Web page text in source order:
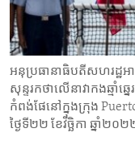
ENVIRONMENT
IDEALS AND
អនុប្រធានាធិបតី​សហរដ្ឋ​អ
សុន្ទរកថា​លើ​នាវា​​​​​​កង​ឆ្មាំ​​
កំពង់ផែនៅក្នុង​​ក្រុង
ថ្ងៃទី២២ ខែវិច្ឆិកា ឆ្នាំ២០